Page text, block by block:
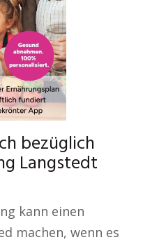
bezüglich
Langstedt
kann einen
machen, wenn es